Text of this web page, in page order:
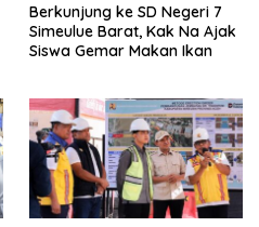
Berkunjung ke SD Negeri 7
Simeulue Barat, Kak Na Ajak
Siswa Gemar Makan Ikan